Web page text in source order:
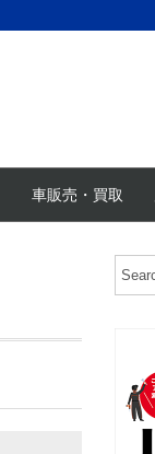
車販売・買取